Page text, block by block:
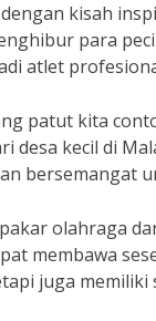
kisah
para
atlet
patut kita
desa kecil di
bersemangat
olahraga
membawa
juga memiliki